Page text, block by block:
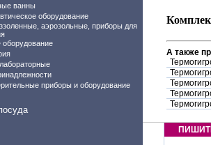
ванны
оборудование
аэрозольные, приборы для
оборудование
приборы и оборудование
А также